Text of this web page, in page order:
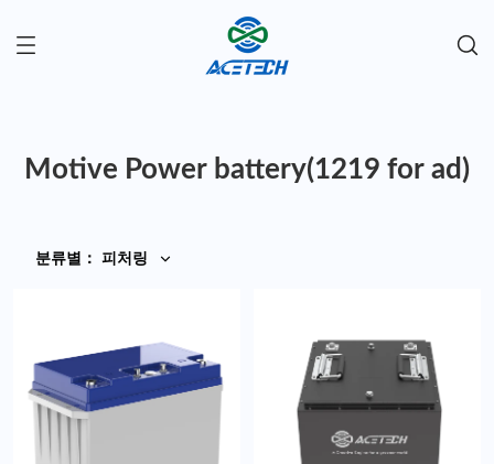
Motive Power battery(1219 for ad)
분류별 ： 피처링